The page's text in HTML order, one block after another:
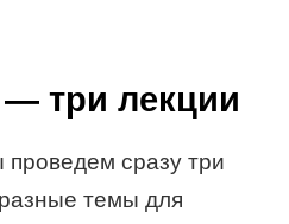
три лекции
сразу три
темы для